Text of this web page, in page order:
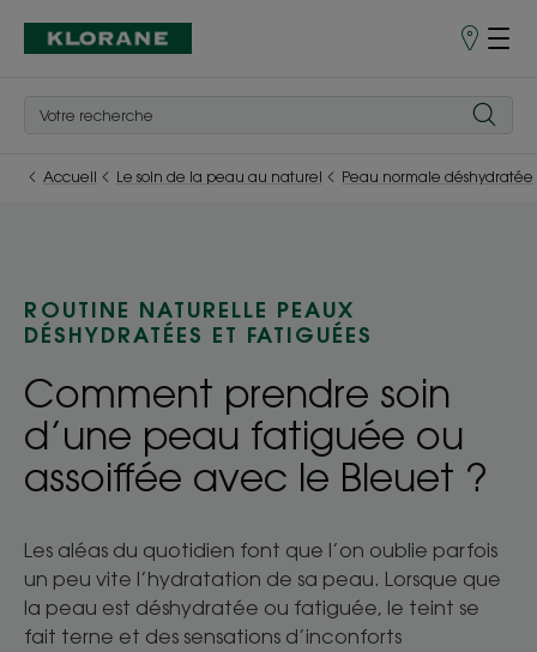
Points
Accueil Le soin de la peau au naturel Peau normale déshydratée
ROUTINE NATURELLE PEAUX
DÉSHYDRATÉES ET FATIGUÉES
Comment prendre soin
d’une peau fatiguée ou
assoiffée avec le Bleuet ?
Les aléas du quotidien font que l’on oublie parfois
un peu vite l’hydratation de sa peau. Lorsque que
la peau est déshydratée ou fatiguée, le teint se
fait terne et des sensations d’inconforts